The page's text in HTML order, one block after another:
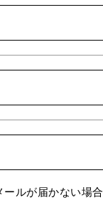
ルが届かない場